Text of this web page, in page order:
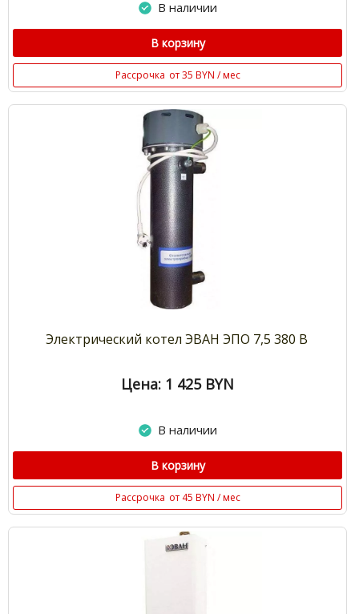
В наличии
В корзину
Рассрочка от 35 BYN / мес
Электрический котел ЭВАН ЭПО 7,5 380 В
Цена: 1 425 BYN
В наличии
В корзину
Рассрочка от 45 BYN / мес